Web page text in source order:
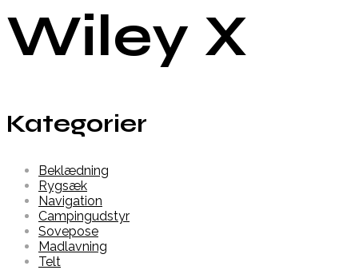
Wiley X
Kategorier
Beklædning
Rygsæk
Navigation
Campingudstyr
Sovepose
Madlavning
Telt